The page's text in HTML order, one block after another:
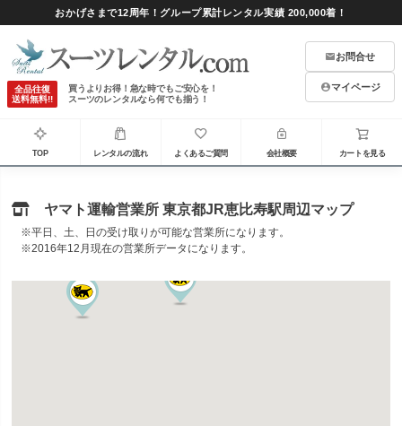
おかげさまで12周年！グループ累計レンタル実績 200,000着！
全品往復
送料無料!!
買うよりお得！急な時でもご安心を！
スーツのレンタルなら何でも揃う！
お問合せ
マイページ
TOP レンタルの流れ よくあるご質問 会社概要 カートを見る
ヤマト運輸営業所 東京都JR恵比寿駅周辺マップ
※平日、土、日の受け取りが可能な営業所になります。
※2016年12月現在の営業所データになります。